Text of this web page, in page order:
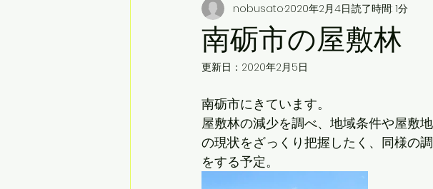
木曽平沢 名古屋 建築とまちのお話
まちづくり 刈谷 新潟
南砺市の屋敷林
nobusato2020年2月4日読了時間: 1分
更新日： 2020年2月5日
南砺市にきています。
屋敷林の減少を調べ、地域条件や屋敷
の現状をざっくり把握したく、同様の
をする予定。